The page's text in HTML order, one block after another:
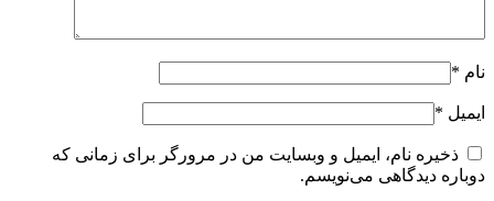
نام *
ایمیل *
ذخیره نام، ایمیل و وبسایت من در مرورگر برای زمانی که
دوباره دیدگاهی می‌نویسم.